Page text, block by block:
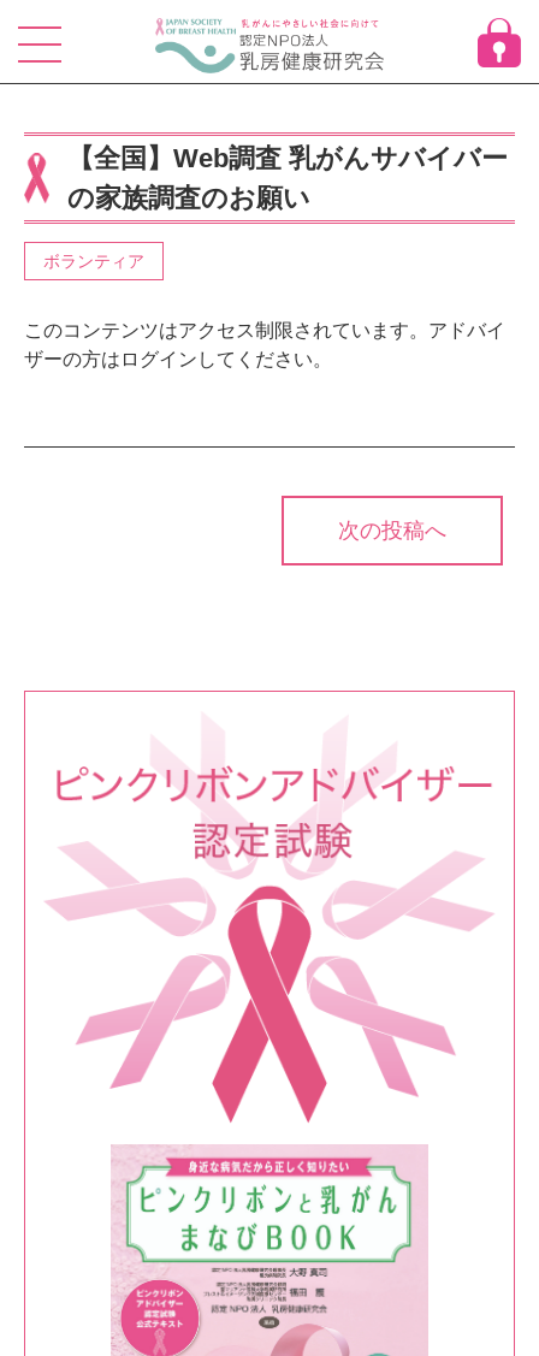
【全国】Web調査 乳がんサバイバー
の家族調査のお願い
ボランティア
このコンテンツはアクセス制限されています。アドバイ
ザーの方はログインしてください。
次の投稿へ